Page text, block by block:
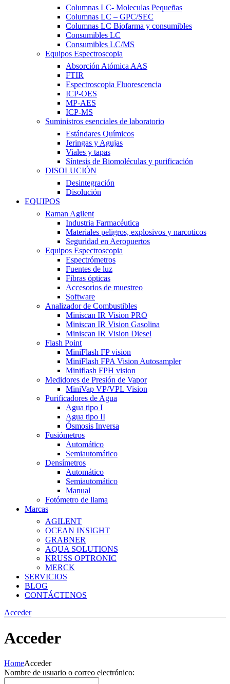
Columnas LC- Moleculas Pequeñas
Columnas LC – GPC/SEC
Columnas LC Biofarma y consumibles
Consumibles LC
Consumibles LC/MS
Equipos Espectroscopia
Absorción Atómica AAS
FTIR
Espectroscopia Fluorescencia
ICP-OES
MP-AES
ICP-MS
Suministros esenciales de laboratorio
Estándares Químicos
Jeringas y Agujas
Viales y tapas
Síntesis de Biomoléculas y purificación
DISOLUCIÓN
Desintegración
Disolución
EQUIPOS
Raman Agilent
Industria Farmacéutica
Materiales peligros, explosivos y narcoticos
Seguridad en Aeropuertos
Equipos Espectroscopia
Espectrómetros
Fuentes de luz
Fibras ópticas
Accesorios de muestreo
Software
Analizador de Combustibles
Miniscan IR Vision PRO
Miniscan IR Vision Gasolina
Miniscan IR Vision Diesel
Flash Point
MiniFlash FP vision
MiniFlash FPA Vision Autosampler
Miniflash FPH vision
Medidores de Presión de Vapor
MiniVap VP/VPL Vision
Purificadores de Agua
Agua tipo I
Agua tipo II
Ósmosis Inversa
Fusiómetros
Automático
Semiautomático
Densímetros
Automático
Semiautomático
Manual
Fotómetro de llama
Marcas
AGILENT
OCEAN INSIGHT
GRABNER
AQUA SOLUTIONS
KRUSS OPTRONIC
MERCK
SERVICIOS
BLOG
CONTÁCTENOS
Acceder
Acceder
HomeAcceder
Nombre de usuario o correo electrónico: